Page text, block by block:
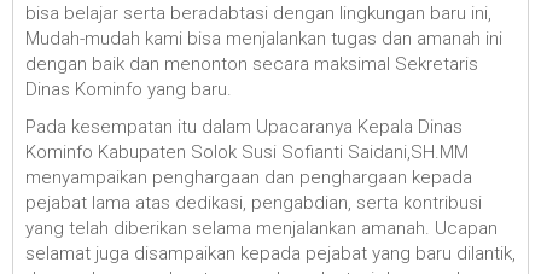
bisa belajar serta beradabtasi dengan lingkungan baru ini,
Mudah-mudah kami bisa menjalankan tugas dan amanah ini
dengan baik dan menonton secara maksimal Sekretaris
Dinas Kominfo yang baru.
Pada kesempatan itu dalam Upacaranya Kepala Dinas
Kominfo Kabupaten Solok Susi Sofianti Saidani,SH.MM
menyampaikan penghargaan dan penghargaan kepada
pejabat lama atas dedikasi, pengabdian, serta kontribusi
yang telah diberikan selama menjalankan amanah. Ucapan
selamat juga disampaikan kepada pejabat yang baru dilantik,